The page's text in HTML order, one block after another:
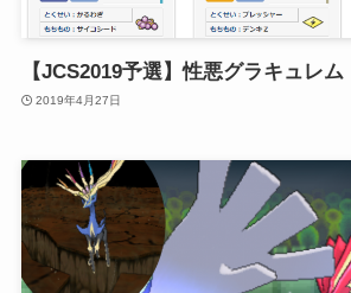
【JCS2019予選】性悪グラキュレム
2019年4月27日